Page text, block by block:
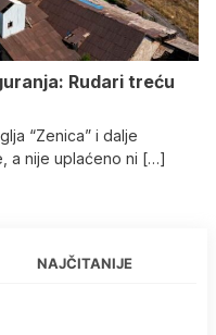
Rudari treću
“Zenica” i dalje
a nije uplaćeno ni […]
NAJČITANIJE